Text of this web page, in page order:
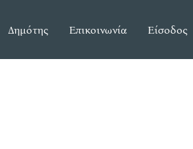
Δημότης Επικοινωνία Είσοδος